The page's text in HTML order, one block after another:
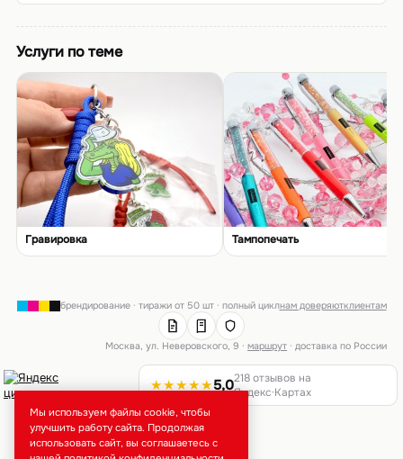
Услуги по теме
Гравировка Тампопечать
брендирование · тиражи от 50 шт · полный циклнам доверяютклиентам
Москва, ул. Неверовского, 9 ·маршрут · доставка по России
★★★★★5,0218 отзывов на
Яндекс·Картах
Мы используем файлы cookie, чтобы
улучшить работу сайта. Продолжая
использовать сайт, вы соглашаетесь с